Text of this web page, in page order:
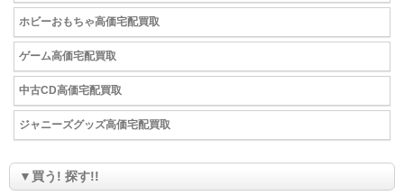
ホビーおもちゃ高価宅配買取
ゲーム高価宅配買取
中古CD高価宅配買取
ジャニーズグッズ高価宅配買取
▼買う! 探す!!